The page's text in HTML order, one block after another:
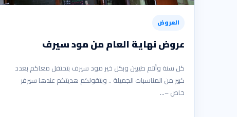
العروض
عروض نهاية العام من مود سيرف
كل سنة وأنتم طيبين وبكل خير مود سيرف بتحتفل معاكم بعدد
كبير من المناسبات الجميلة .. وبتقولكم هديتكم عندها سيرفر
خاص –…